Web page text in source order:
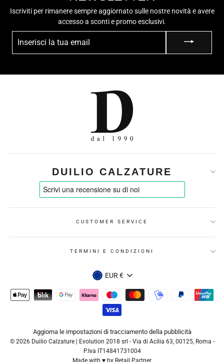
Iscriviti per rimanere sempre aggiornato sulle nostre novità e avere
accesso a sconti e promo esclusivi.
DUILIO CALZATURE
CUSTOMER SERVICE
TERMINI E CONDIZIONI
VALUTA
EUR €
Aggiorna le impostazioni di tracciamento della pubblicità
© 2026 Duilio Calzature | Evolution 2018 srl - Via di Acilia 63, 00125, Roma -
P.Iva IT14841731004
Made with ♥ by Retail Partner